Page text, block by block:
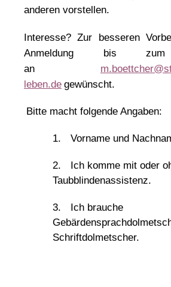
anderen vorstellen.
Interesse? Zur besseren
Anmeldung bis zum
an
leben.de gewünscht.
Bitte macht folgende Angaben:
1. Vorname und
2.
Ich komme mit oder
Taubblindenassistenz.
3.
Ich brauche
Schriftdolmetscher.